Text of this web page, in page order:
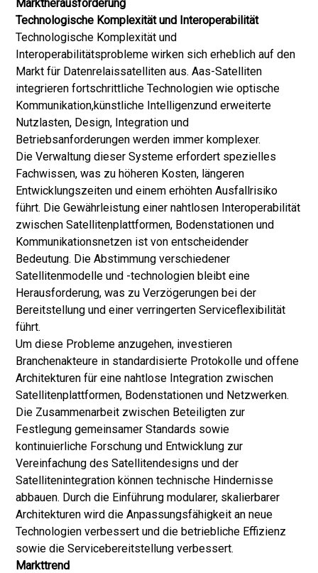
Marktherausforderung
Technologische Komplexität und Interoperabilität
Technologische Komplexität und
Interoperabilitätsprobleme wirken sich erheblich auf den
Markt für Datenrelaissatelliten aus. Aas-Satelliten
integrieren fortschrittliche Technologien wie optische
Kommunikation,künstliche Intelligenzund erweiterte
Nutzlasten, Design, Integration und
Betriebsanforderungen werden immer komplexer.
Die Verwaltung dieser Systeme erfordert spezielles
Fachwissen, was zu höheren Kosten, längeren
Entwicklungszeiten und einem erhöhten Ausfallrisiko
führt. Die Gewährleistung einer nahtlosen Interoperabilität
zwischen Satellitenplattformen, Bodenstationen und
Kommunikationsnetzen ist von entscheidender
Bedeutung. Die Abstimmung verschiedener
Satellitenmodelle und -technologien bleibt eine
Herausforderung, was zu Verzögerungen bei der
Bereitstellung und einer verringerten Serviceflexibilität
führt.
Um diese Probleme anzugehen, investieren
Branchenakteure in standardisierte Protokolle und offene
Architekturen für eine nahtlose Integration zwischen
Satellitenplattformen, Bodenstationen und Netzwerken.
Die Zusammenarbeit zwischen Beteiligten zur
Festlegung gemeinsamer Standards sowie
kontinuierliche Forschung und Entwicklung zur
Vereinfachung des Satellitendesigns und der
Satellitenintegration können technische Hindernisse
abbauen. Durch die Einführung modularer, skalierbarer
Architekturen wird die Anpassungsfähigkeit an neue
Technologien verbessert und die betriebliche Effizienz
sowie die Servicebereitstellung verbessert.
Markttrend